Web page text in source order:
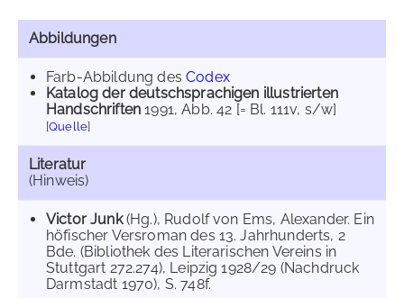
Abbildungen
Farb-Abbildung desCodex
Katalog der deutschsprachigen illustrierten
Handschriften 1991, Abb. 42 [= Bl. 111v, s/w]
[Quelle]
Literatur
(Hinweis)
Victor Junk(Hg.), Rudolf von Ems, Alexander. Ein
höfischer Versroman des 13. Jahrhunderts, 2
Bde. (Bibliothek des Literarischen Vereins in
Stuttgart 272.274), Leipzig 1928/29 (Nachdruck
Darmstadt 1970), S. 748f.